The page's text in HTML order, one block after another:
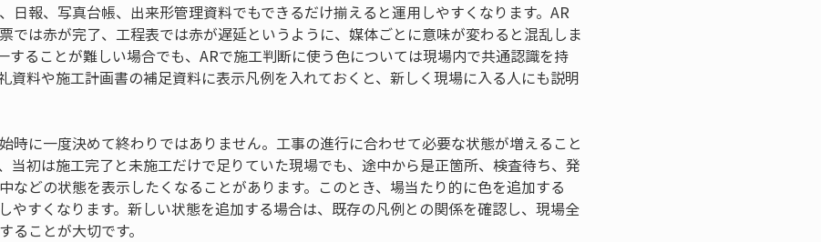
日報、写真台帳、出来形管理資料でもできるだけ揃えると運用しやすくなります。AR
では赤が完了、工程表では赤が遅延というように、媒体ごとに意味が変わると混乱しま
することが難しい場合でも、ARで施工判断に使う色については現場内で共通認識を持
資料や施工計画書の補足資料に表示凡例を入れておくと、新しく現場に入る人にも説明
時に一度決めて終わりではありません。工事の進行に合わせて必要な状態が増えること
当初は施工完了と未施工だけで足りていた現場でも、途中から是正箇所、検査待ち、発
などの状態を表示したくなることがあります。このとき、場当たり的に色を追加する
やすくなります。新しい状態を追加する場合は、既存の凡例との関係を確認し、現場全
ることが大切です。